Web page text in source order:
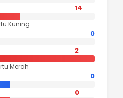
14
Kuning
0
2
Merah
0
0